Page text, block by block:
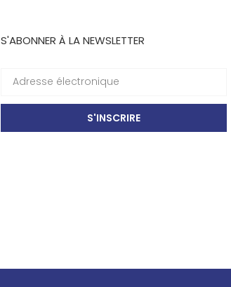
S'ABONNER À LA NEWSLETTER
S'INSCRIRE